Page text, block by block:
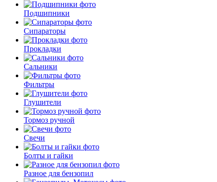
Подшипники
Сипараторы
Прокладки
Сальники
Фильтры
Глушители
Тормоз ручной
Свечи
Болты и гайки
Разное для бензопил